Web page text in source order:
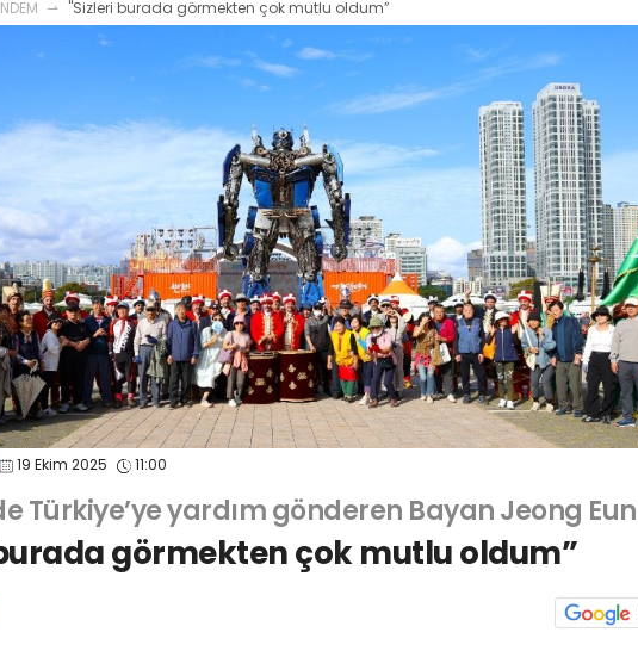
"Sizleri burada görmekten çok mutlu oldum”
19 Ekim 2025 11:00
Türkiye’ye yardım gönderen Bayan Jeong
görmekten çok mutlu oldum”